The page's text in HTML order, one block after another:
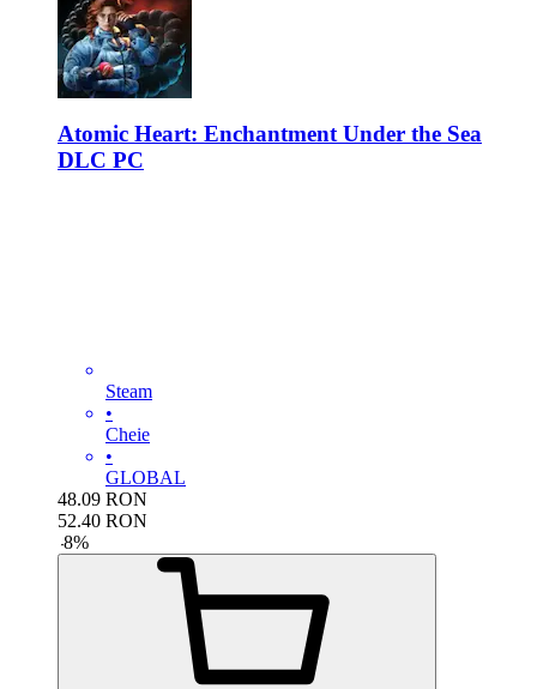
Atomic Heart: Enchantment Under the Sea
DLC PC
Steam
•
Cheie
•
GLOBAL
48.09 RON
52.40 RON
-8%